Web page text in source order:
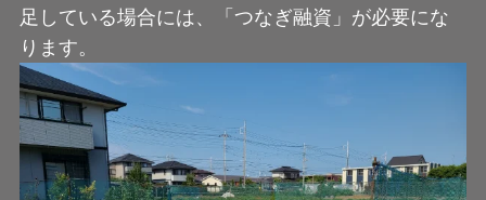
足している場合には、「つなぎ融資」が必要にな
ります。